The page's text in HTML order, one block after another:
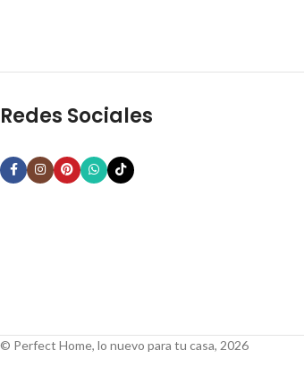
Redes Sociales
© Perfect Home, lo nuevo para tu casa, 2026